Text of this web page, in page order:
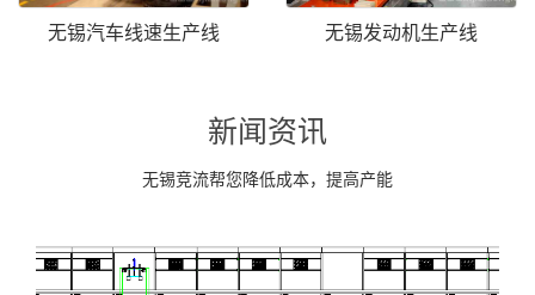
无锡汽车线速生产线 无锡发动机生产线
新闻资讯
无锡竞流帮您降低成本，提高产能